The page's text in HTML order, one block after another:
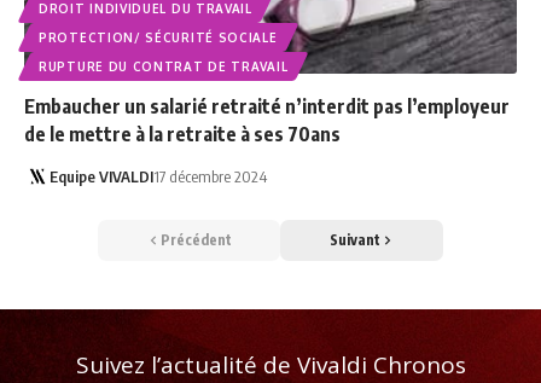
DROIT INDIVIDUEL DU TRAVAIL
PROTECTION/ SÉCURITÉ SOCIALE
RUPTURE DU CONTRAT DE TRAVAIL
Embaucher un salarié retraité n’interdit pas l’employeur
de le mettre à la retraite à ses 70ans
Equipe VIVALDI17 décembre 2024
Précédent Suivant
Suivez l’actualité de Vivaldi Chronos